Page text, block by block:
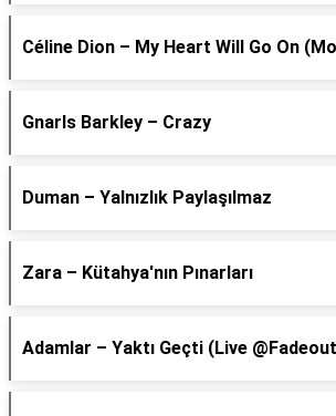
Céline Dion – My Heart Will Go On
Gnarls Barkley – Crazy
Duman – Yalnızlık Paylaşılmaz
Zara – Kütahya'nın Pınarları
Adamlar – Yaktı Geçti (Live